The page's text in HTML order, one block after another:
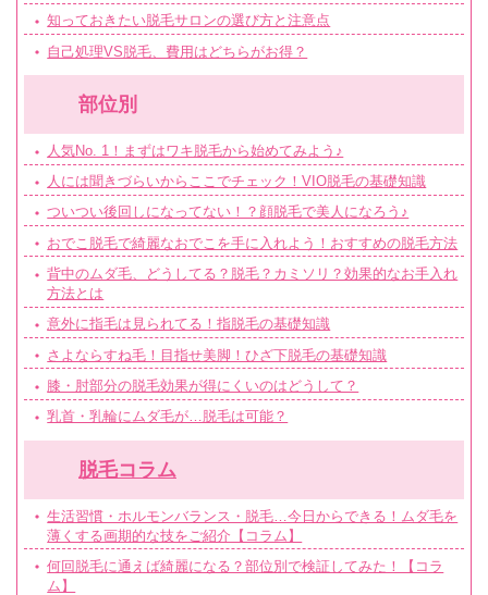
知っておきたい脱毛サロンの選び方と注意点
自己処理VS脱毛、費用はどちらがお得？
部位別
人気No. 1！まずはワキ脱毛から始めてみよう♪
人には聞きづらいからここでチェック！VIO脱毛の基礎知識
ついつい後回しになってない！？顔脱毛で美人になろう♪
おでこ脱毛で綺麗なおでこを手に入れよう！おすすめの脱毛方法
背中のムダ毛、どうしてる？脱毛？カミソリ？効果的なお手入れ
方法とは
意外に指毛は見られてる！指脱毛の基礎知識
さよならすね毛！目指せ美脚！ひざ下脱毛の基礎知識
膝・肘部分の脱毛効果が得にくいのはどうして？
乳首・乳輪にムダ毛が…脱毛は可能？
脱毛コラム
生活習慣・ホルモンバランス・脱毛…今日からできる！ムダ毛を
薄くする画期的な技をご紹介【コラム】
何回脱毛に通えば綺麗になる？部位別で検証してみた！【コラ
ム】